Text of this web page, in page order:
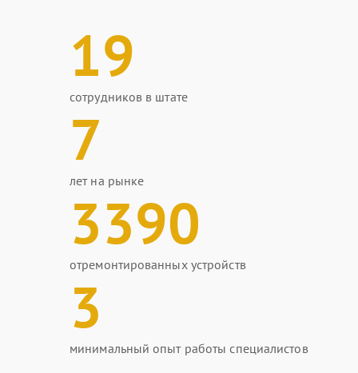
19
сотрудников в штате
7
лет на рынке
3390
отремонтированных устройств
3
минимальный опыт работы специалистов